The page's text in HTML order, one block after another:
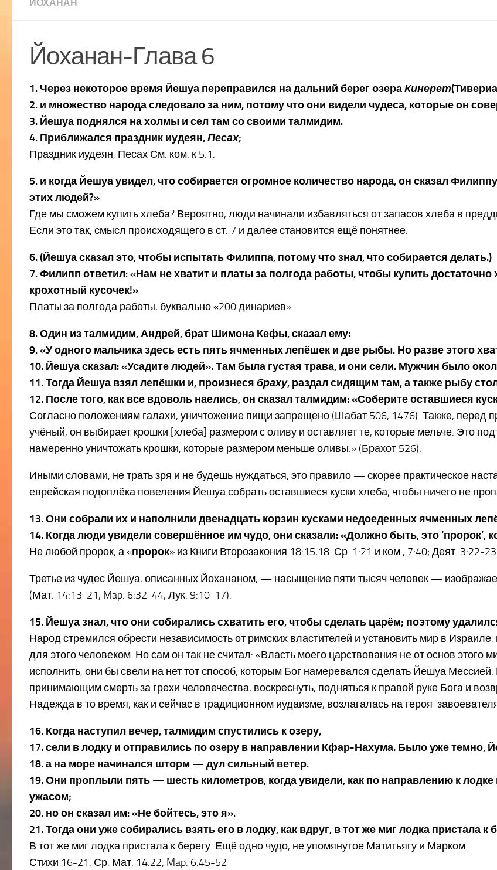
ЙОХАНАН
Йоханан-Глава 6
1. Через некоторое время Йешуа переправился на дальний берег озераКинерет
2. и множество народа следовало за ним, потому что они видели чудеса, которые он
3. Йешуа поднялся на холмы и сел там со своими талмидим.
4. Приближался праздник иудеян,Песах;
Праздник иудеян, Песах См. ком. к 5:1.
5. и когда Йешуа увидел, что собирается огромное количество народа, он сказал
этих людей?»
Где мы сможем купить хлеба? Вероятно, люди начинали избавляться от запасов хлеба в
Если это так, смысл происходящего в ст. 7 и далее становится ещё понятнее.
6. (Йешуа сказал это, чтобы испытать Филиппа, потому что знал, что собирается делать.)
7. Филипп ответил: «Нам не хватит и платы за полгода работы, чтобы купить
крохотный кусочек!»
Платы за полгода работы, буквально «200 динариев»
8. Один из талмидим, Андрей, брат Шимона Кефы, сказал ему:
9. «У одного мальчика здесь есть пять ячменных лепёшек и две рыбы. Но разве этого
10. Йешуа сказал: «Усадите людей». Там была густая трава, и они сели. Мужчин было
11. Тогда Йешуа взял лепёшки и, произнеся браху, раздал сидящим там, а также рыбу
12. После того, как все вдоволь наелись, он сказал талмидим: «Соберите оставшиеся
Согласно положениям галахи, уничтожение пищи запрещено (Шабат 506, 1476). Также, перед
учёный, он выбирает крошки [хлеба] размером с оливу и оставляет те, которые мельче. Это
намеренно уничтожать крошки, которые размером меньше оливы.» (Брахот 526).
Иными словами, не трать зря и не будешь нуждаться, это правило — скорее практическое
еврейская подоплёка повеления Йешуа собрать оставшиеся куски хлеба, чтобы ничего не
13. Они собрали их и наполнили двенадцать корзин кусками недоеденных ячменных
14. Когда люди увидели совершённое им чудо, они сказали: «Должно быть, это ‘пророк’,
Не любой пророк, а «пророк» из Книги Второзакония 18:15,18. Ср. 1:21 и ком., 7:40; Деят. 3:22-
Третье из чудес Йешуа, описанных Йохананом, — насыщение пяти тысяч человек —
(Мат. 14:13-21, Map. 6:32-44, Лук. 9:10-17).
15. Йешуа знал, что они собирались схватить его, чтобы сделать царём; поэтому
Народ стремился обрести независимость от римских властителей и установить мир в
для этого человеком. Но сам он так не считал: «Власть моего царствования не от основ этого
исполнить, они бы свели на нет тот способ, которым Бог намеревался сделать Йешуа
принимающим смерть за грехи человечества, воскреснуть, подняться к правой руке Бога и
Надежда в то время, как и сейчас в традиционном иудаизме, возлагалась на героя-
16. Когда наступил вечер, талмидим спустились к озеру,
17. сели в лодку и отправились по озеру в направлении Кфар-Нахума. Было уже темно,
18. а на море начинался шторм — дул сильный ветер.
19. Они проплыли пять — шесть километров, когда увидели, как по направлению к
ужасом;
20. но он сказал им: «Не бойтесь, это я».
21. Тогда они уже собирались взять его в лодку, как вдруг, в тот же миг лодка пристала
В тот же миг лодка пристала к берегу. Ещё одно чудо, не упомянутое Матитьягу и Марком.
Стихи 16-21. Ср. Мат. 14:22, Map. 6:45-52